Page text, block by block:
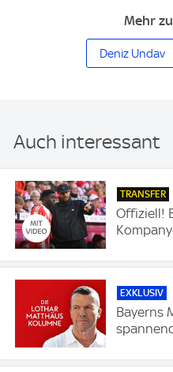
Mehr
Deniz Undav
Auch interessant
TRANSFER
Offiziell!
EXKLUSIV
Bayerns